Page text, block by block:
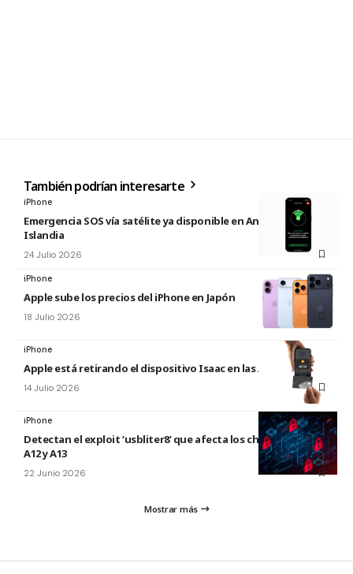
También podrían interesarte
iPhone
Emergencia SOS vía satélite ya disponible en Andorra e
Islandia
24 Julio 2026
iPhone
Apple sube los precios del iPhone en Japón
18 Julio 2026
iPhone
Apple está retirando el dispositivo Isaac en las Apple Store
14 Julio 2026
iPhone
Detectan el exploit ‘usbliter8’ que afecta los chips de Apple
A12 y A13
22 Junio 2026
Mostrar más